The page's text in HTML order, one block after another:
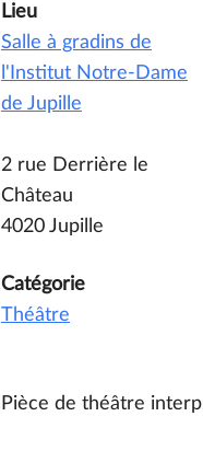
Lieu
Salle à gradins de
l'Institut Notre-Dame
de Jupille
2 rue Derrière le
Château
4020 Jupille
Catégorie
Théâtre
Pièce de théâtre